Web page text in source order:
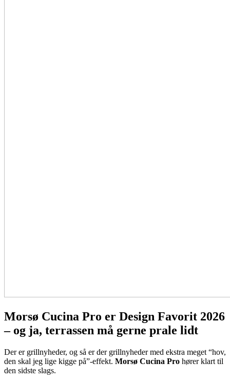
Morsø Cucina Pro er Design Favorit 2026
– og ja, terrassen må gerne prale lidt
Der er grillnyheder, og så er der grillnyheder med ekstra meget “hov,
den skal jeg lige kigge på”-effekt. Morsø Cucina Pro hører klart til
den sidste slags.